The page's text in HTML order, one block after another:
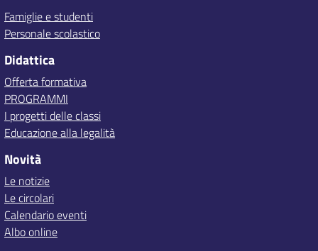
Famiglie e studenti
Personale scolastico
Didattica
Offerta formativa
PROGRAMMI
I progetti delle classi
Educazione alla legalità
Novità
Le notizie
Le circolari
Calendario eventi
Albo online